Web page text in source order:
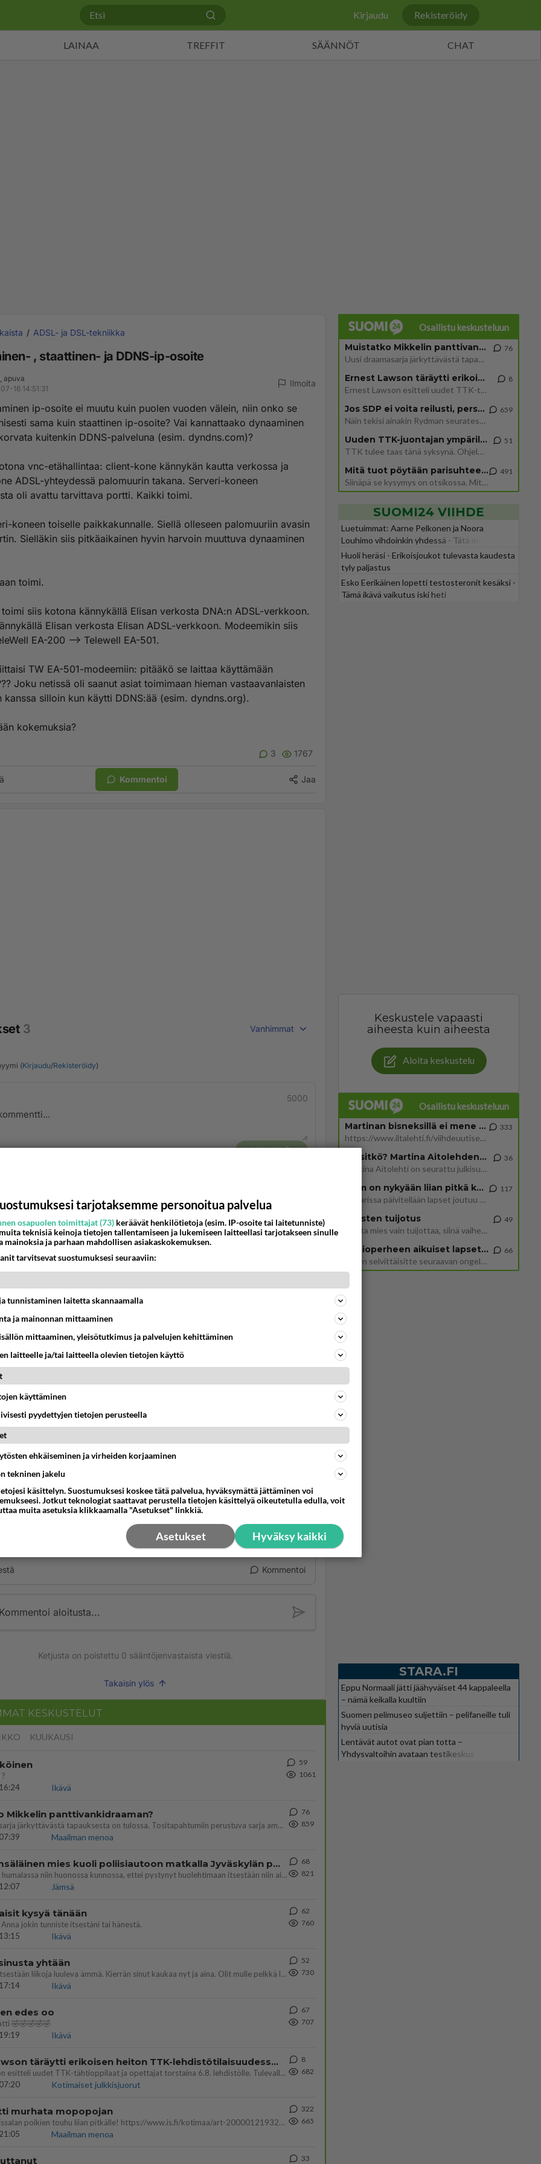
Kirjaudu Rekisteröidy
LAINAA TREFFIT SÄÄNNÖT CHAT
ADSL- ja DSL-tekniikka
, staattinen- ja DDNS-ip-osoite
apuva
16 14:51:31
Ilmoita
ip-osoite ei muutu kuin puolen vuoden välein, niin onko se
sama kuin staattinen ip-osoite? Vai kannattaako dynaaminen
kuitenkin DDNS-palveluna (esim. dyndns.com)?
vnc-etähallintaa: client-kone kännykän kautta verkossa ja
ADSL-yhteydessä palomuurin takana. Serveri-koneen
oli avattu tarvittava portti. Kaikki toimi.
koneen toiselle paikkakunnalle. Siellä olleseen palomuuriin avasin
Sielläkin siis pitkäaikainen hyvin harvoin muuttuva dynaaminen
toimi.
siis kotona kännykällä Elisan verkosta DNA:n ADSL-verkkoon.
Elisan verkosta Elisan ADSL-verkkoon. Modeemikin siis
EA-200 --> Telewell EA-501.
TW EA-501-modeemiin: pitääkö se laittaa käyttämään
Joku netissä oli saanut asiat toimimaan hieman vastaavanlaisten
kanssa silloin kun käytti DDNS:ää (esim. dyndns.org).
kokemuksia?
3 1767
Kommentoi Jaa
3 Vanhimmat
(Kirjaudu/Rekisteröidy)
5000
Lähetä
on palomuuri, mutta toisella pakkakunnalla jonne
veit on myös palomuuri.
ulkoverkon ip-osoite vai sisäverkon ip-osoite?
Kommentoi
07-16 18:34:43
oli kotona modeemin (EA-200) palomuurin takana. Toisella
serveri on myös modeemin palomuurin takana, mutta
(EA-501) on eri.
07-19 12:47:46
-ohjelmia/sessioita/palveluja tms. oli kotona testattaessa
useita pyörimässä samaan aikaan. Ilman komentorivioptiota,
aloittaa seuraavassa vapaassa "ikkunassa" tai mikä lie. Jos
käynnistänyt Xubuntun uudestaan (virrat pois ja päälle), niin
toisella paikkakunnalla väärässä portissa, kuin olin modeemin
avannut. Lokitiedostosta asian selvitin.
Kommentoi
Kommentoi aloitusta...
Ketjusta on poistettu 0 sääntöjenvastaista viestiä.
Takaisin ylös
KESKUSTELUT
KUUKAUSI
Ikävä
59
1061
Mikkelin panttivankidraaman?
Uusi draamasarja järkyttävästä tapauksesta on tulossa. Tositapahtumiin perustuva sarja ammentaa vuoden 1986 Mikkelin pan
Maailman menoa
76
859
Iäkäs Jämsäläinen mies kuoli poliisiautoon matkalla Jyväskylän putkaan
Iäkäs vanhus humalassa niin huonossa kunnossa, ettei pystynyt huolehtimaan itsestään niin ainoa apu sillä hetkellä oli
Jämsä
68
821
kysyä tänään
jokin tunniste itsestäni tai hänestä.
Ikävä
62
760
yhtään
Olet pelkkä itsestään liikoja luuleva ämmä. Kierrän sinut kaukaa nyt ja aina. Olit mulle pelkkä lelu vaan.
Ikävä
52
730
edes oo
🤣🤣🤣🤣🤣
Ikävä
67
707
Ernest Lawson täräytti erikoisen heiton TTK-lehdistötilaisuudessa: " Onko tässä tarkoituksena...?"
Ernest Lawson esitteli uudet TTK-tähtioppilaat ja opettajat torstaina 6.8. lehdistölle. Tulevalla kaudella on yksi hausk
Kotimaiset julkkisjuorut
8
682
murhata mopopojan
Nyt menee kissalan poikien touhu liian pitkälle! https://www.is.fi/kotimaa/art-2000012193221.html Karu video mopomiiti
Maailman menoa
322
665
33
Osallistu keskusteluun
Muistatko Mikkelin panttivankidraaman?
Uusi draamasarja järkyttävästä tapauksesta on tulossa. Tositapahtumiin perustuva sarja ammentaa vuoden 1986 Mikkelin pan
76
Ernest Lawson täräytti erikoisen heiton TTK-lehdistötilaisuudessa: " Onko tässä tarkoituksena...?"
Ernest Lawson esitteli uudet TTK-tähtioppilaat ja opettajat torstaina 6.8. lehdistölle. Tulevalla kaudella on yksi hausk
8
Jos SDP ei voita reilusti, persut kumoavat demokratian Suomesta
Näin tekisi ainakin Rydman seuratessaan idolinsa Trumpin mallia https://www.is.fi/politiikka/art-2000012187244.html
659
Uuden TTK-juontajan ympärillä epätietoisuus sakenee - Nyt MTV hämmentää soppaa
TTK tulee taas tänä syksynä. Ohjelman uudet tähtioppilaat julkistetaan torstaina 6. elokuuta klo 14 alkavassa lehdistö
51
Mitä tuot pöytään parisuhteessa?
Siinäpä se kysymys on otsikossa. Mitäpä siis tuot/toisit pöytään parisuhteessa? Oletko mies vai nainen? Koetko sen mitä
491
SUOMI24 VIIHDE
Luetuimmat: Aarne Pelkonen ja Noora
Louhimo vihdoinkin yhdessä - Tätä moni jo
odotti
Huoli heräsi - Erikoisjoukot tulevasta kaudesta
tyly paljastus
Esko Eerikäinen lopetti testosteronit kesäksi -
Tämä ikävä vaikutus iski heti
Keskustele vapaasti
aiheesta kuin aiheesta
Aloita keskustelu
Osallistu keskusteluun
Martinan bisneksillä ei mene hyvin
https://www.iltalehti.fi/viihdeuutiset/a/c46da6ab-340f-4790-aaa7-0865eed2336 Yrityksen konkurssihakemus on tullut kärä
333
Tiesitkö? Martina Aitolehden isäpuoli on tämä suosittu laulaja
Martina Aitolehti on seurattu julkisuuden henkilö. Lähipiiriin mahtuu muitakin tunnettuja henkilöitä. Tiesitkö, että Ma
36
2 km on nykyään liian pitkä koulumatka
Hesarissa päivitellään lapset joutuu nyt kulkemaan 2 km kouluun jösses. Ruostefillarilla tuo matka menee vaikka miten äk
117
Miesten tuijotus
Mutta mies vain tuijottaa, siinä vaiheessa käännän itse pään pois. Mikä juttu? Yleensä jos joku tuijottaa tai katsoo, hä
49
Uusioperheen aikuiset lapset tyhjentää jääkaapin käydessään
Miten selvittäisitte seuraavan ongelman, meillä on uusioperhe, minulla teini-ikäiset lapset ja puolisolla aikuiset, jotk
66
STARA.FI
Eppu Normaali jätti jäähyväiset 44 kappaleella
– nämä keikalla kuultiin
Suomen pelimuseo suljettiin – pelifaneille tuli
hyviä uutisia
Lentävät autot ovat pian totta –
Yhdysvaltoihin avataan testikeskus
tarjotaksemme personoitua palvelua
osapuolen toimittajat (73) keräävät henkilötietoja (esim. IP-osoite tai laitetunniste)
teknisiä keinoja tietojen tallentamiseen ja lukemiseen laitteellasi tarjotakseen sinulle
ja parhaan mahdollisen asiakaskokemuksen.
tarvitsevat suostumuksesi seuraaviin:
tunnistaminen laitetta skannaamalla
ja mainonnan mittaaminen
mittaaminen, yleisötutkimus ja palvelujen kehittäminen
laitteelle ja/tai laitteella olevien tietojen käyttö
käyttäminen
pyydettyjen tietojen perusteella
ehkäiseminen ja virheiden korjaaminen
tekninen jakelu
käsittelyn. Suostumuksesi koskee tätä palvelua, hyväksymättä jättäminen voi
Jotkut teknologiat saattavat perustella tietojen käsittelyä oikeutetulla edulla, voit
muita asetuksia klikkaamalla "Asetukset" linkkiä.
Hyväksy kaikki
Asetukset